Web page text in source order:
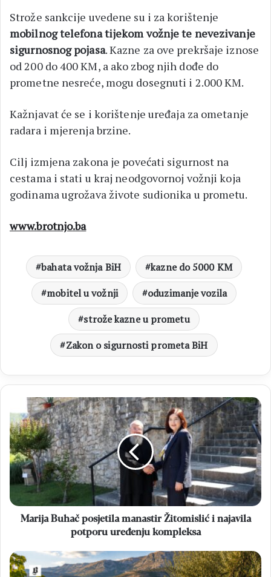
Strože sankcije uvedene su i za korištenje
mobilnog telefona tijekom vožnje te nevezivanje
sigurnosnog pojasa. Kazne za ove prekršaje iznose
od 200 do 400 KM, a ako zbog njih dođe do
prometne nesreće, mogu dosegnuti i 2.000 KM.
Kažnjavat će se i korištenje uređaja za ometanje
radara i mjerenja brzine.
Cilj izmjena zakona je povećati sigurnost na
cestama i stati u kraj neodgovornoj vožnji koja
godinama ugrožava živote sudionika u prometu.
www.brotnjo.ba
bahata vožnja BiH
kazne do 5000 KM
mobitel u vožnji
oduzimanje vozila
strože kazne u prometu
Zakon o sigurnosti prometa BiH
Marija
Buhač
posjetila
manastir
Žitomislić
i
najavila
potporu
uređenju
kompleksa
Marija Buhač posjetila manastir Žitomislić i najavila
potporu uređenju kompleksa
Obavijest
za